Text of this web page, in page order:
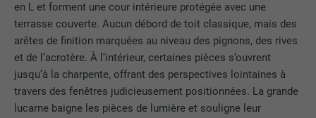
en L et forment une cour intérieure protégée avec une
terrasse couverte. Aucun débord de toit classique, mais des
arêtes de finition marquées au niveau des pignons, des rives
et de l’acrotère. À l’intérieur, certaines pièces s’ouvrent
jusqu’à la charpente, offrant des perspectives lointaines à
travers des fenêtres judicieusement positionnées. La grande
lucarne baigne les pièces de lumière et souligne leur